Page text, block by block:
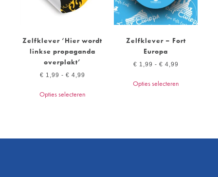
Zelfklever ‘Hier wordt
linkse propaganda
overplakt’
€ 1,99 - € 4,99
Opties selecteren
Zelfklever – Fort
Europa
€ 1,99 - € 4,99
Opties selecteren